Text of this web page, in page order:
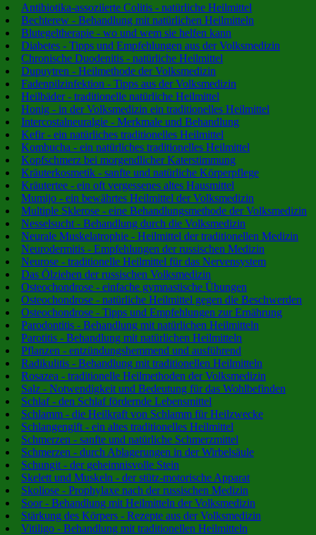
Antibiotika-assoziierte Colitis - natürliche Heilmittel
Bechterew - Behandlung mit natürlichen Heilmitteln
Blutegeltherapie - wo und wem sie helfen kann
Diabetes - Tipps und Empfehlungen aus der Volksmedizin
Chronische Duodenitis - natürliche Heilmittel
Dupuytren - Heilmethode der Volksmedizin
Fadenpilzinfektion - Tipps aus der Volksmedizin
Heilbäder - traditionelle natürliche Heilmittel
Honig - in der Volksmedizin ein traditionelles Heilmittel
Intercostalneuralgie - Merkmale und Behandlung
Kefir - ein natürliches traditionelles Heilmittel
Kombucha - ein natürliches traditionelles Heilmittel
Kopfschmerz bei morgendlicher Katerstimmung
Kräuterkosmetik - sanfte und natürliche Körperpflege
Kräutertee - ein oft vergessenes altes Hausmittel
Mumijo - ein bewährtes Heilmittel der Volksmedizin
Multiple Sklerose - eine Behandlungsmethode der Volksmedizin
Nesselsucht - Behandlung durch die Volksmedizin
Neurale Muskelatrophie - Heilmittel der traditionellen Medizin
Neurodermitis - Empfehlungen der russischen Medizin
Neurose - traditionelle Heilmittel für das Nervensystem
Das Ölziehen der russischen Volksmedizin
Osteochondrose - einfache gymnastische Übungen
Osteochondrose - natürliche Heilmittel gegen die Beschwerden
Osteochondrose - Tipps und Empfehlungen zur Ernährung
Parodontitis - Behandlung mit natürlichen Heilmitteln
Parotitis - Behandlung mit natürlichen Heilmitteln
Pflanzen - entzündungshemmend und ausführend
Radikulitis - Behandlung mit traditionellen Heilmitteln
Rosazea - traditionelle Heilmethoden der Volksmedizin
Salz - Notwendigkeit und Bedeutung für das Wohlbefinden
Schlaf - den Schlaf fördernde Lebensmittel
Schlamm - die Heilkraft von Schlamm für Heilzwecke
Schlangengift - ein altes traditionelles Heilmittel
Schmerzen - sanfte und natürliche Schmerzmittel
Schmerzen - durch Ablagerungen in der Wirbelsäule
Schungit - der geheimnisvolle Stein
Skelett und Muskeln - der stütz-motorische Apparat
Skoliose - Prophylaxe nach der russischen Medizin
Soor - Behandlung mit Heilmitteln der Volksmedizin
Stärkung des Körpers - Rezepte aus der Volksmedizin
Vitiligo - Behandlung mit traditionellen Heilmitteln